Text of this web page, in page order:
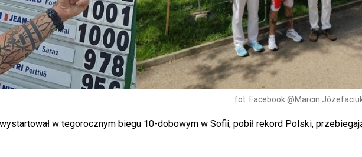
fot. Facebook @Marcin
w tegorocznym biegu 10-dobowym w Sofii, pobił rekord Polski,